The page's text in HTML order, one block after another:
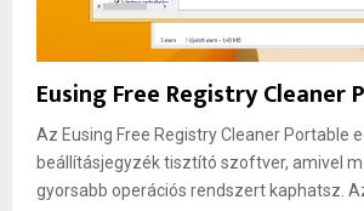
Eusing Free Registry Cleaner
Az Eusing Free Registry Cleaner Portable
beállításjegyzék tisztító szoftver, amivel
gyorsabb operációs rendszert kaphatsz.